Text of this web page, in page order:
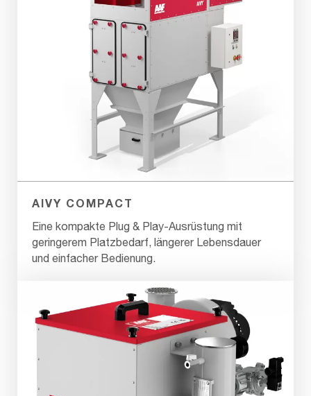
AIVY COMPACT
Eine kompakte Plug & Play-Ausrüstung mit
geringerem Platzbedarf, längerer Lebensdauer
und einfacher Bedienung.